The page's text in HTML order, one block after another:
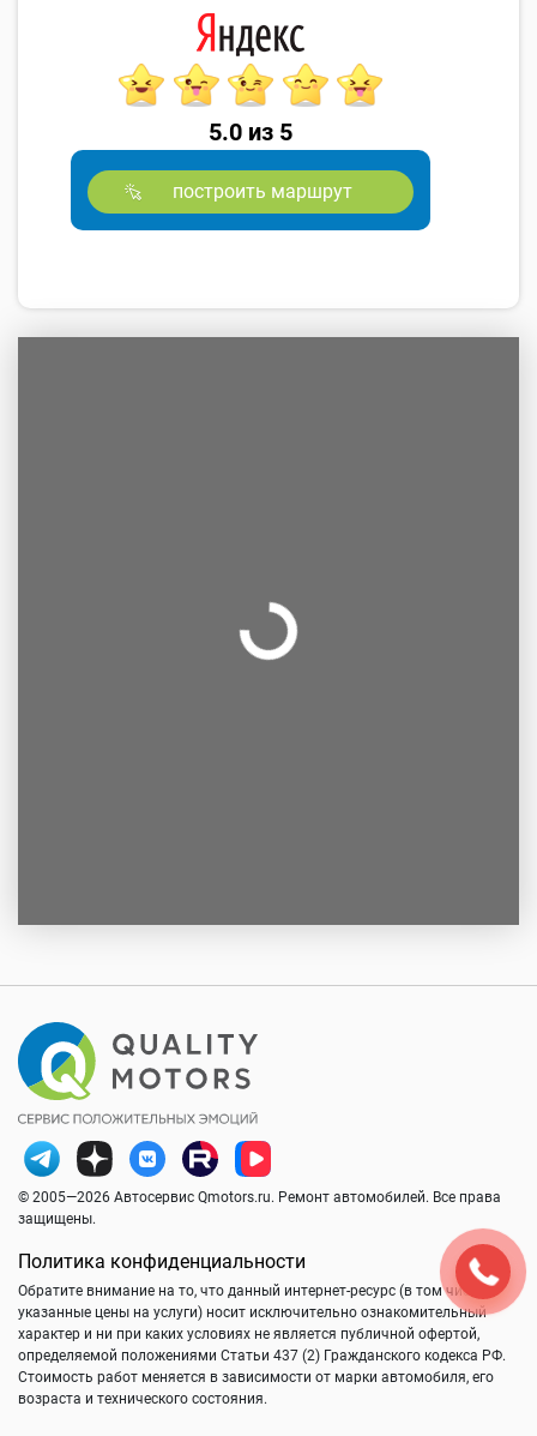
5.0 из 5
построить маршрут
© 2005—2026 Автосервис Qmotors.ru. Ремонт автомобилей. Все права
защищены.
Политика конфиденциальности
Обратите внимание на то, что данный интернет-ресурс (в том числе
указанные цены на услуги) носит исключительно ознакомительный
характер и ни при каких условиях не является публичной офертой,
определяемой положениями Статьи 437 (2) Гражданского кодекса РФ.
Стоимость работ меняется в зависимости от марки автомобиля, его
возраста и технического состояния.